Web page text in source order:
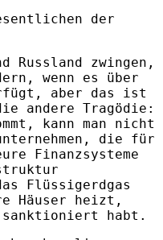
der
Russland zwingen,
wenn es über
aber das ist
andere Tragödie:
kann man nicht
die für
Finanzsysteme
Flüssigerdgas
Häuser heizt,
habt.